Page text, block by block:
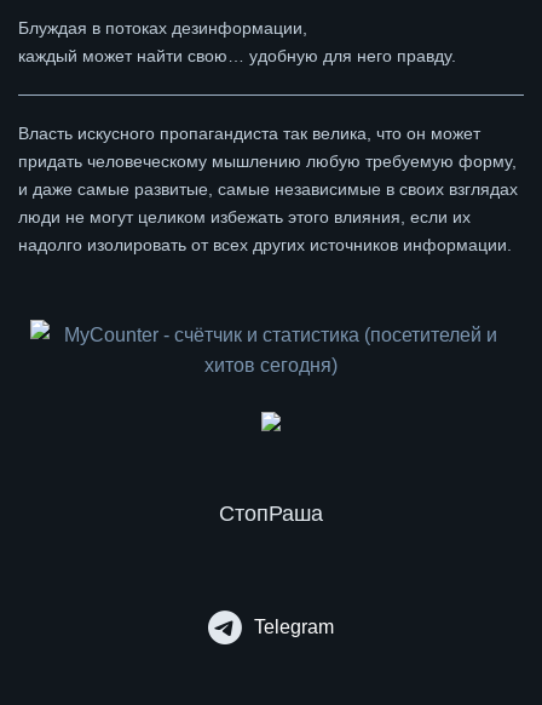
Блуждая в потоках дезинформации,
каждый может найти свою… удобную для него правду.
Власть искусного пропагандиста так велика, что он может
придать человеческому мышлению любую требуемую форму,
и даже самые развитые, самые независимые в своих взглядах
люди не могут целиком избежать этого влияния, если их
надолго изолировать от всех других источников информации.
СтопРаша
Telegram